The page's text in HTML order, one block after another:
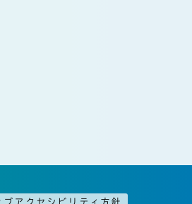
ブアクセシビリティ方針